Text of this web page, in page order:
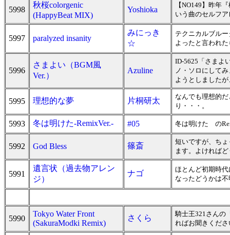
5998
秋桜colorgenic
(HappyBeat MIX)
Yoshioka
【NO149】昨年
いう曲のセルフ
5997 paralyzed insanity
みにっき
☆
テクニカルブル
よったと言われ
5996
さまよい（BGM風
Ver.）
Azuline
ID-5625「さまよ
ノ・ソロにして
ようとしました
5995 理想的な夢 片桐研太
なんでも理想的
り・・・。
5993 冬は明けた-RemixVer.- #05 冬は明けた の
5992 God Bless 篠斎
短いですが、ち
ます。よければ
5991
遺言状（過去物アレン
ジ）
ナゴ
ほとんど初期時
なったどうかは
5990
Tokyo Water Front
(SakuraModki Remix)
さくら
騎士王321さんの
ればお聞きくださ